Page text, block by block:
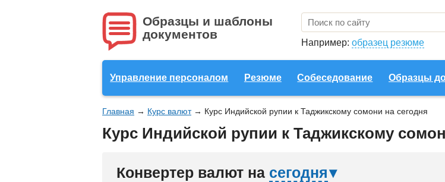
Образцы и шаблоны
документов
Например: образец резюме
Управление персоналом Резюме Собеседование Образцы
Главная → Курс валют→ Курс Индийской рупии к Таджикскому сомони на сегодня
Курс Индийской рупии к Таджикскому
Конвертер валют на сегодня